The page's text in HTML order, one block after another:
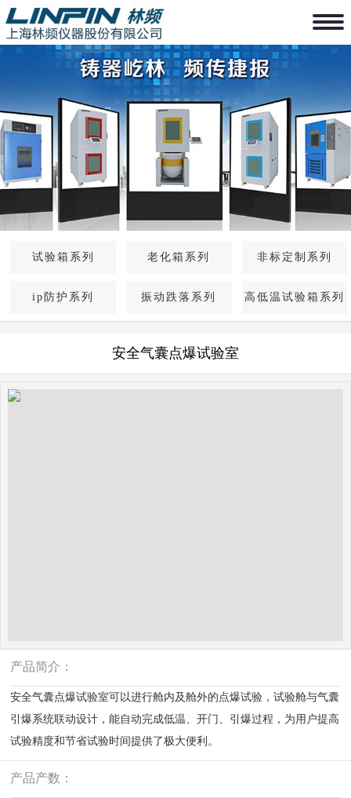
试验箱系列 老化箱系列 非标定制系列
ip防护系列 振动跌落系列 高低温试验箱系列
安全气囊点爆试验室
产品简介：
安全气囊点爆试验室可以进行舱内及舱外的点爆试验，试验舱与气囊
引爆系统联动设计，能自动完成低温、开门、引爆过程，为用户提高
试验精度和节省试验时间提供了极大便利。
产品产数：